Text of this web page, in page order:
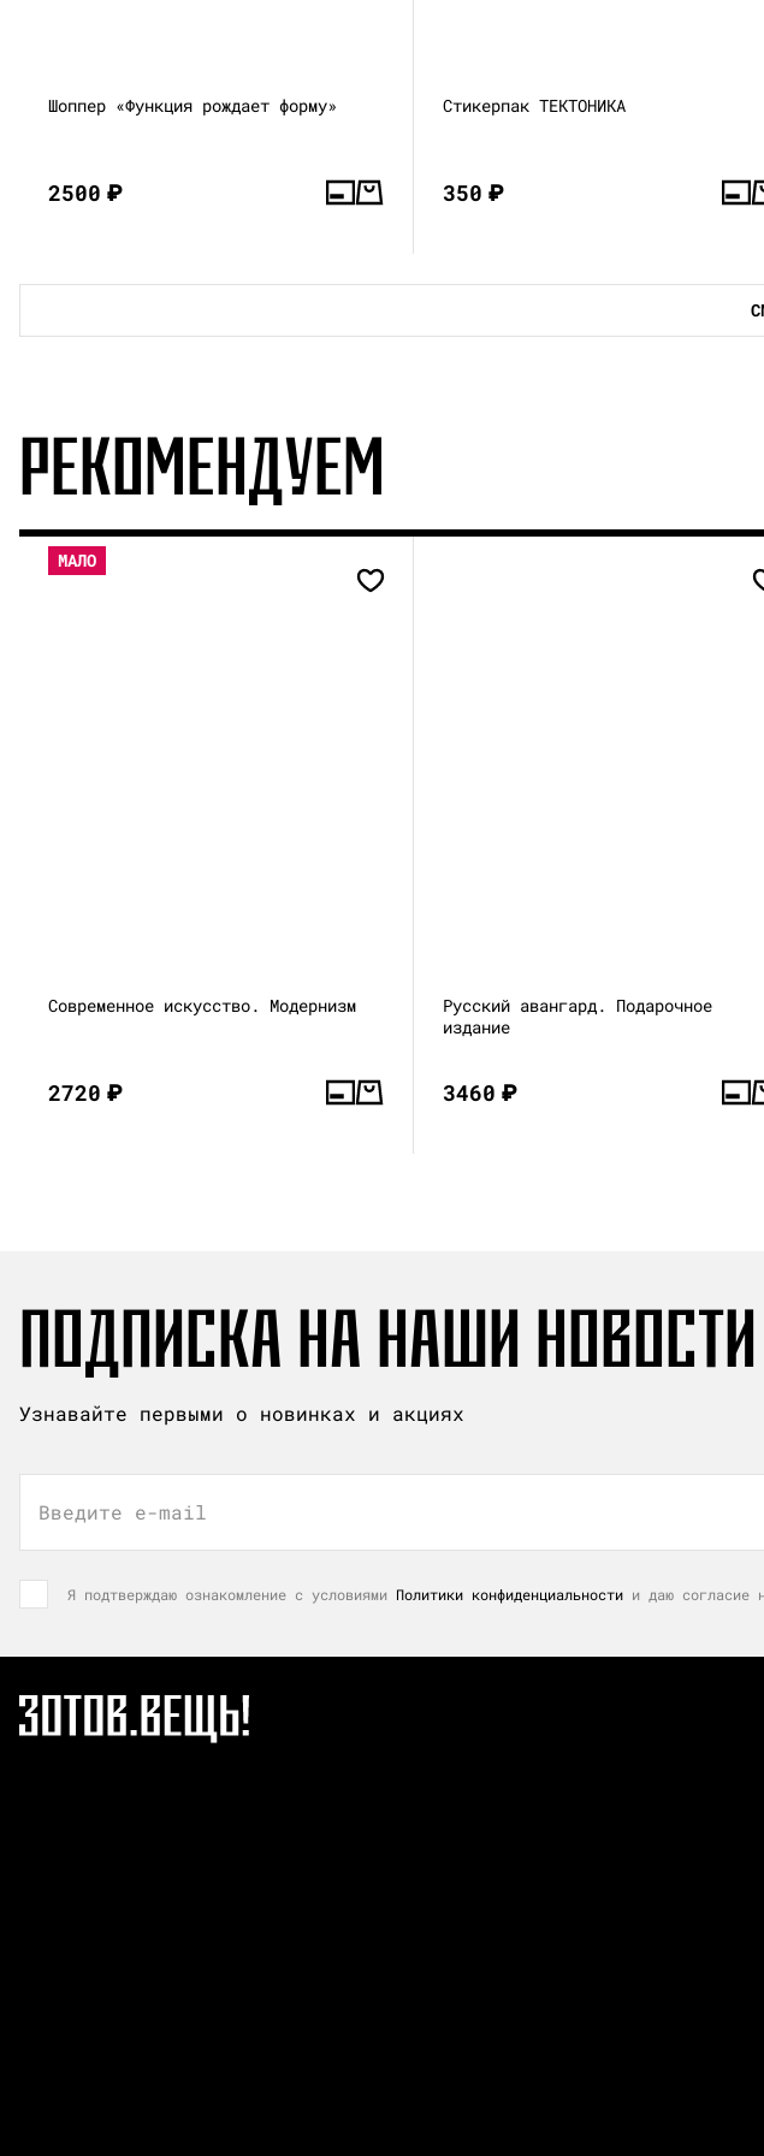
Шоппер «Функция рождает форму»
2500₽
Стикерпак ТЕКТОНИКА
350₽
РЕКОМЕНДУЕМ
МАЛО
Современное искусство. Модернизм
2720₽
Русский авангард. Подарочное
издание
3460₽
ПОДПИСКА НА НАШИ НОВОСТИ
Узнавайте первыми о новинках и акциях
Введите e-mail
Я подтверждаю ознакомление с условиями Политики конфиденциальности и даю согласие